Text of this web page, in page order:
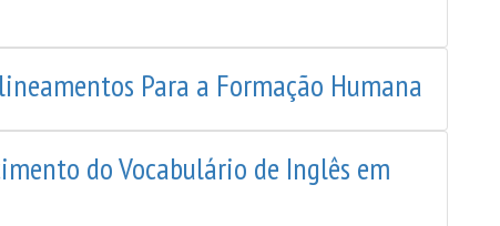
Para a Formação Humana
do Vocabulário de Inglês em